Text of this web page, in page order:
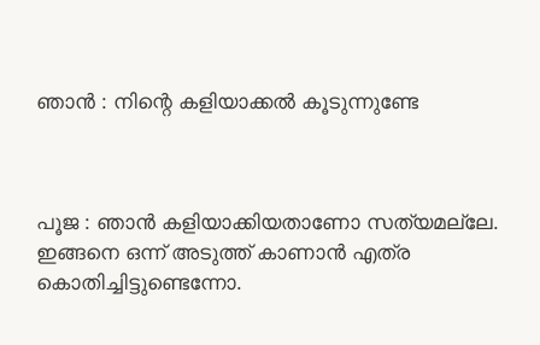
ഞാൻ : നിന്റെ കളിയാക്കൽ കൂടുന്നുണ്ടേ
പൂജ : ഞാൻ കളിയാക്കിയതാണോ സത്യമല്ലേ.
ഇങ്ങനെ ഒന്ന് അടുത്ത് കാണാൻ എത്ര
കൊതിച്ചിട്ടുണ്ടെന്നോ.